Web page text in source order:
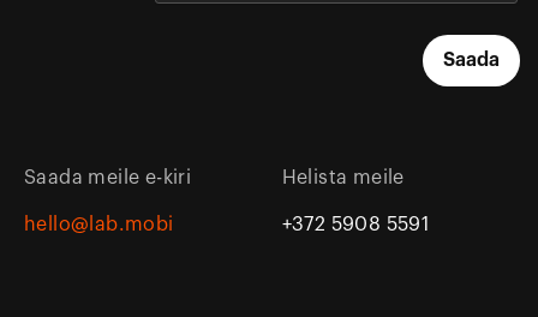
Saada meile e-kiri
hello@lab.mobi
Helista meile
+372 5908 5591